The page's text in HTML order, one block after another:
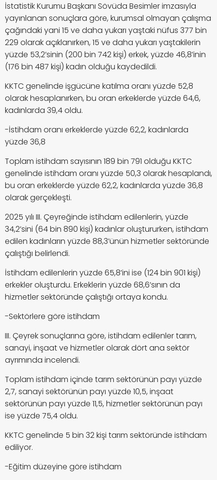
İstatistik Kurumu Başkanı Sövüda Besimler imzasıyla
yayınlanan sonuçlara göre, kurumsal olmayan çalışma
çağındaki yani 15 ve daha yukarı yaştaki nüfus 377 bin
229 olarak açıklanırken, 15 ve daha yukarı yaştakilerin
yüzde 53,2’sinin (200 bin 742 kişi) erkek, yüzde 46,8’inin
(176 bin 487 kişi) kadın olduğu kaydedildi.
KKTC genelinde işgücüne katılma oranı yüzde 52,8
olarak hesaplanırken, bu oran erkeklerde yüzde 64,6,
kadınlarda 39,4 oldu.
-İstihdam oranı erkeklerde yüzde 62,2, kadınlarda
yüzde 36,8
Toplam istihdam sayısının 189 bin 791 olduğu KKTC
genelinde istihdam oranı yüzde 50,3 olarak hesaplandı,
bu oran erkeklerde yüzde 62,2, kadınlarda yüzde 36,8
olarak gerçekleşti.
2025 yılı III. Çeyreğinde istihdam edilenlerin, yüzde
34,2’sini (64 bin 890 kişi) kadınlar oluştururken, istihdam
edilen kadınların yüzde 88,3’ünün hizmetler sektöründe
çalıştığı belirlendi.
İstihdam edilenlerin yüzde 65,8’ini ise (124 bin 901 kişi)
erkekler oluşturdu. Erkeklerin yüzde 68,6’sının da
hizmetler sektöründe çalıştığı ortaya kondu.
-Sektörlere göre istihdam
III. Çeyrek sonuçlarına göre, istihdam edilenler tarım,
sanayi, inşaat ve hizmetler olarak dört ana sektör
ayrımında incelendi.
Toplam istihdam içinde tarım sektörünün payı yüzde
2,7, sanayi sektörünün payı yüzde 10,5, inşaat
sektörünün payı yüzde 11,5, hizmetler sektörünün payı
ise yüzde 75,4 oldu.
KKTC genelinde 5 bin 32 kişi tarım sektöründe istihdam
ediliyor.
-Eğitim düzeyine göre istihdam